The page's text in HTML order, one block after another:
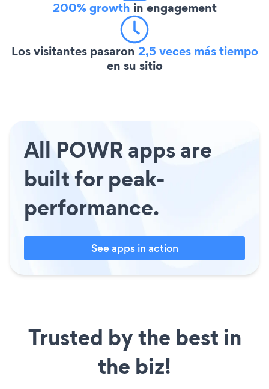
200% growth in engagement
Los visitantes pasaron 2,5 veces más tiempo
en su sitio
All POWR apps are
built for peak-
performance.
See apps in action
Trusted by the best in
the biz!